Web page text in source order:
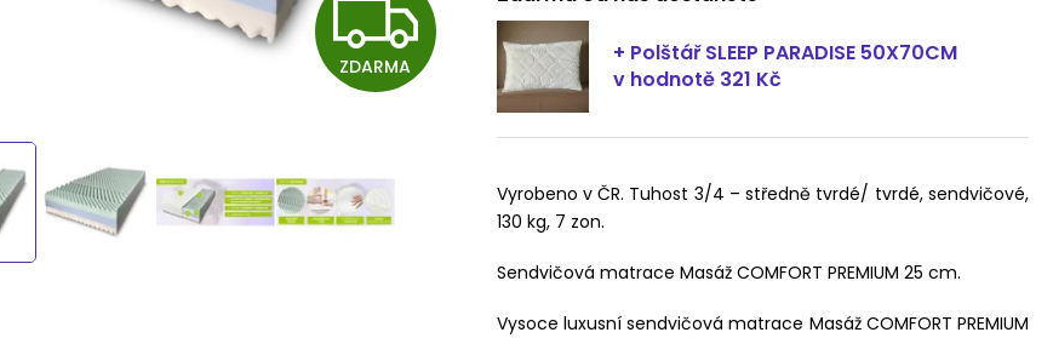
Z
D
ZDARMA
+ Polštář SLEEP PARADISE 50X70CM
v hodnotě 321 Kč
Vyrobeno v ČR. Tuhost 3/4 – středně tvrdé/ tvrdé, sendvičové,
130 kg, 7 zon.
Sendvičová matrace Masáž COMFORT PREMIUM 25 cm.
Vysoce luxusní sendvičová matrace Masáž COMFORT PREMIUM